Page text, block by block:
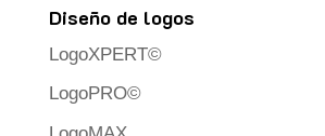
Diseño de logos
LogoXPERT©
LogoPRO©